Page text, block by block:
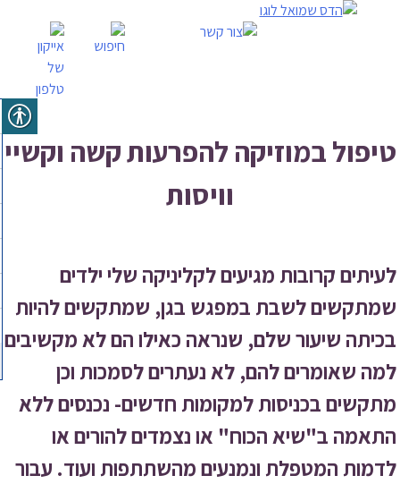
טיפול במוזיקה להפרעות קשה וקשיי
וויסות
לעיתים קרובות מגיעים לקליניקה שלי ילדים
שמתקשים לשבת במפגש בגן, שמתקשים להיות
בכיתה שיעור שלם, שנראה כאילו הם לא מקשיבים
למה שאומרים להם, לא נעתרים לסמכות וכן
מתקשים בכניסות למקומות חדשים- נכנסים ללא
התאמה ב"שיא הכוח" או נצמדים להורים או
לדמות המטפלת ונמנעים מהשתתפות ועוד. עבור